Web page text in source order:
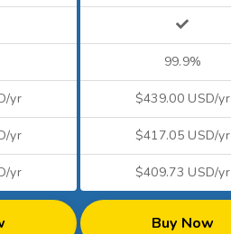
yr
yr
yr
99.9%
$439.00 USD/yr
$417.05 USD/yr
$409.73 USD/yr
Buy Now